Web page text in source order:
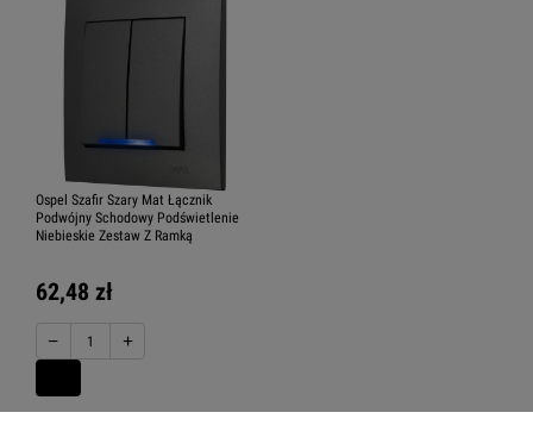
Ospel Szafir Szary Mat Łącznik
Podwójny Schodowy Podświetlenie
Niebieskie Zestaw Z Ramką
62,48 zł
− +